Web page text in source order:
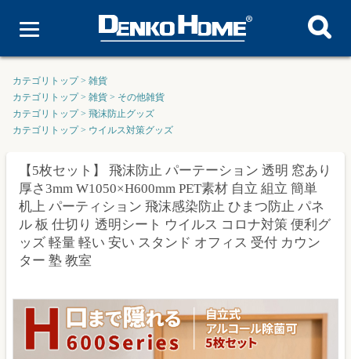
カテゴリトップ > 雑貨
カテゴリトップ > 雑貨 > その他雑貨
カテゴリトップ > 飛沫防止グッズ
カテゴリトップ > ウイルス対策グッズ
【5枚セット】 飛沫防止 パーテーション 透明 窓あり
厚さ3mm W1050×H600mm PET素材 自立 組立 簡単
机上 パーティション 飛沫感染防止 ひまつ防止 パネ
ル 板 仕切り 透明シート ウイルス コロナ対策 便利グ
ッズ 軽量 軽い 安い スタンド オフィス 受付 カウン
ター 塾 教室